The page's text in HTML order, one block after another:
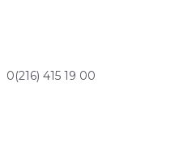
0(216) 415 19 00